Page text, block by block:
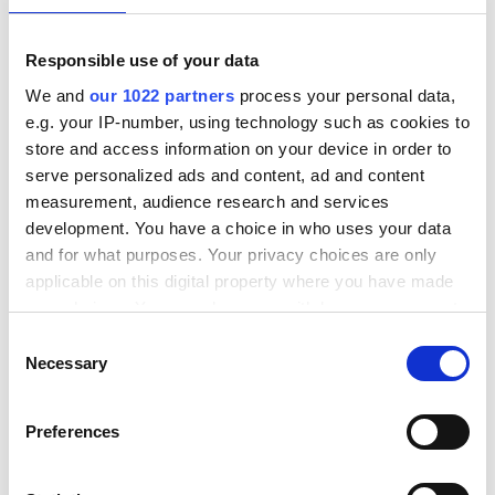
Responsible use of your data
We and our 1022 partners process your personal data,
e.g. your IP-number, using technology such as cookies to
store and access information on your device in order to
serve personalized ads and content, ad and content
measurement, audience research and services
development. You have a choice in who uses your data
and for what purposes. Your privacy choices are only
applicable on this digital property where you have made
your choices. You can change or withdraw your consent
the Privacy trigger icon.
Collect information about your geographical location
Selection
Necessary
Preferences
Herausforderungen bei der Skalierbarkeit:Die
komplex werden und zusätzliche Ressourcen
erfordern.
Komplexität des Workflows:Komplexe
Prozessabläufe können erheblichen Aufwand
und Zeit erfordern, um RPA-Lösungen effektiv zu
entwerfen, zu testen und bereitzustellen.
Was sind die Hauptunterschiede
zwischen iPaaS und RPA?
Obwohl sowohl iPaaS als auch RPA
Automatisierungsfunktionen bieten, unterscheiden